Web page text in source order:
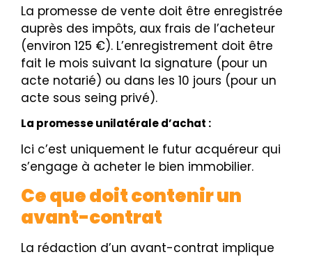
La promesse de vente doit être enregistrée
auprès des impôts, aux frais de l’acheteur
(environ 125 €). L’enregistrement doit être
fait le mois suivant la signature (pour un
acte notarié) ou dans les 10 jours (pour un
acte sous seing privé).
La promesse unilatérale d’achat :
Ici c’est uniquement le futur acquéreur qui
s’engage à acheter le bien immobilier.
Ce que doit contenir un
avant-contrat
La rédaction d’un avant-contrat implique